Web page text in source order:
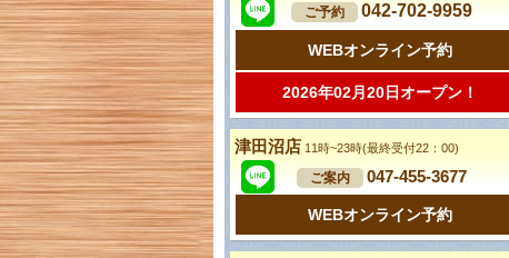
ご予約 042-702-9959
WEBオンライン予約
2026年02月20日オープン！
津田沼店 11時~23時(最終受付22：00)
ご案内 047-455-3677
WEBオンライン予約